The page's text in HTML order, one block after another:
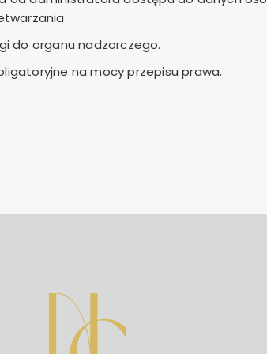
do organu nadzorczego.
na mocy przepisu prawa.